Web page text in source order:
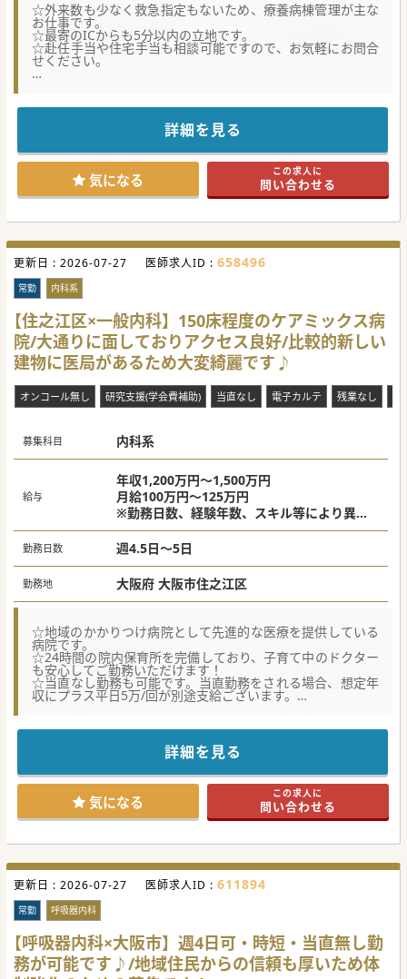
☆外来数も少なく救急指定もないため、療養病棟管理が主な
お仕事です。
☆最寄のICからも5分以内の立地です。
☆赴任手当や住宅手当も相談可能ですので、お気軽にお問合
せください。
欠員が出るため募集されています。
ケアミックスの病院ですが救急指定も無く、療養病床が多い
当直・オンコール・残業もほとんどないため、ワークライフ
バランスを重視するにはうってつけの病院です♪
#秋入職可
詳細を見る
気になる この求人に
問い合わせる
更新日 : 2026-07-27 医師求人ID : 658496
常勤 内科系
【住之江区×一般内科】150床程度のケアミックス病
院/大通りに面しておりアクセス良好/比較的新しい
建物に医局があるため大変綺麗です♪
オンコール無し 研究支援(学会費補助) 当直なし 電子カルテ 残業なし
募集科目 内科系
給与
年収1,200万円～1,500万円
月給100万円～125万円
※勤務日数、経験年数、スキル等により異な
る
※当直給与は別途支給（平日5万円/回）
勤務日数 週4.5日～5日
勤務地 大阪府 大阪市住之江区
☆地域のかかりつけ病院として先進的な医療を提供している
病院です。
☆24時間の院内保育所を完備しており、子育て中のドクター
も安心してご勤務いただけます！
☆当直なし勤務も可能です。当直勤務をされる場合、想定年
収にプラス平日5万/回が別途支給ございます。
■24時間対応可能な院内保育所を完備しているため、子育て
中のドクターも安心してご勤務いただけます。
■最寄り駅から徒歩圏内の立地で通勤しやすい環境です。も
ちろん車通勤も可能で、大通りに面しているため運転もしや
すいエリアです。
■比較的新しい建物に医局があるため大変綺麗で、非常勤の
ドクターからも羨ましがられることが多いようです。
■一般内科外来、病棟管理、救急対応をお願いしておりま
す。病棟管理は主治医制で10名程度のご担当です。
■外来は週平均3コマ程度お願いをしており、患者数は15～
20名/コマを予定しています。
■救急に関しては、内科系の救急対応を1～3コマ程度のご担
当で予定しておりますが、ご面談時に担当数の相談が可能で
す。
【募集背景】
■診療科の体制強化を見据え、一般内科医としてご勤務して
頂ける先生の募集を開始する事となりました。
詳細を見る
気になる この求人に
問い合わせる
更新日 : 2026-07-27 医師求人ID : 611894
常勤 呼吸器内科
【呼吸器内科×大阪市】週4日可・時短・当直無し勤
務が可能です♪/地域住民からの信頼も厚いため体